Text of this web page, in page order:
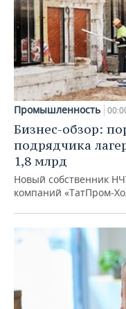
Промышленность
Бизнес-обзор:
подрядчика
1,8 млрд
Новый собственник
компаний «ТатПром-